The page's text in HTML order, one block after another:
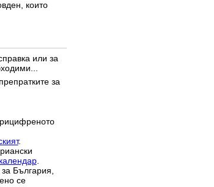
които
или за
за
.
.
България,
се